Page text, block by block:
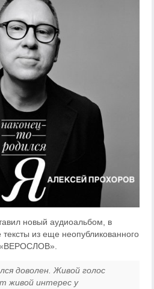
новый аудиоальбом, в
из еще неопубликованного
«ВЕРОСЛОВ».
доволен. Живой голос
живой интерес у